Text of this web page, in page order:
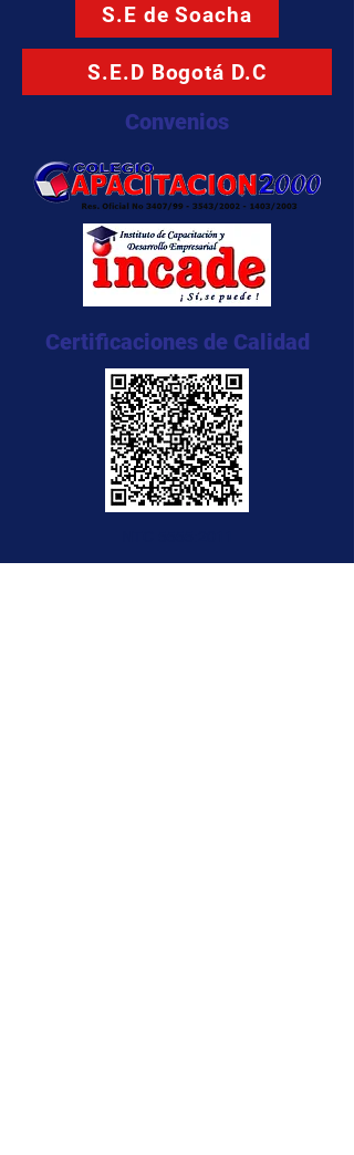
S.E de Soacha
S.E.D Bogotá D.C
Convenios
Certificaciones de Calidad